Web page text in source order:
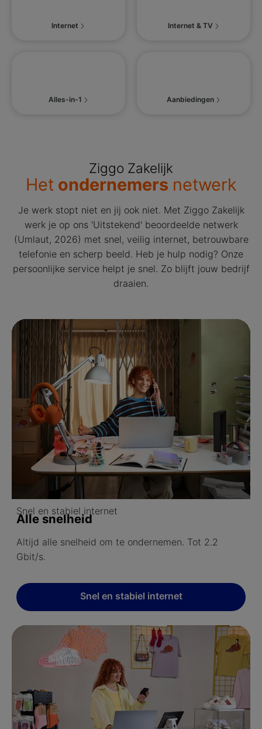
Internet Internet & TV
Alles-in-1 Aanbiedingen
Ziggo Zakelijk
Hetondernemers netwerk
Je werk stopt niet en jij ook niet. Met Ziggo Zakelijk
werk je op ons 'Uitstekend' beoordeelde netwerk
(Umlaut, 2026) met snel, veilig internet, betrouwbare
telefonie en scherp beeld. Heb je hulp nodig? Onze
persoonlijke service helpt je snel. Zo blijft jouw bedrijf
draaien.
Snel en stabiel internet
Alle snelheid
Altijd alle snelheid om te ondernemen. Tot 2.2
Gbit/s.
Snel en stabiel internet